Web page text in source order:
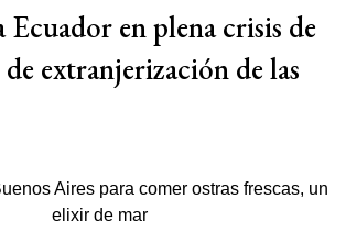
en plena crisis de
extranjerización de las